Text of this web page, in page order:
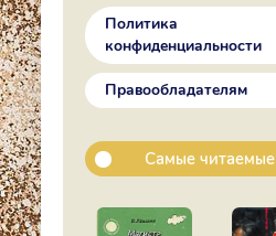
Политика
конфиденциальности
Правообладателям
Самые читаемые